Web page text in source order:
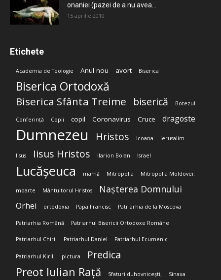
onaniei (pazei de a nu avea...
15 aprilie 2010
Etichete
Academia de Teologie Anul nou avort Biserica
Biserica Ortodoxă
Biserica Sfânta Treime biserică Botezul
Conferință Copii copil Coronavirus Cruce dragoste
Dumnezeu Hristos Icoana Ierusalim
Iisus Iisus Hristos Ilarion Boian Israel
Lucășeuca mamă Mitropolia Mitropolia Moldovei;
moarte Mântuitorul Hristos Nașterea Domnului
Orhei ortodoxia Papa Francisc Patriarhia de la Moscova
Patriarhia Română Patriarhul Bisericii Ortodoxe Române
Patriarhul Chiril Patriarhul Daniel Patriarhul Ecumenic
Patriarhul Kirill pictura Predica
Preot Iulian Rață Sfaturi duhovnicești; Sinaxa